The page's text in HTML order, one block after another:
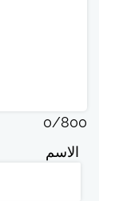
0/800
الاسم